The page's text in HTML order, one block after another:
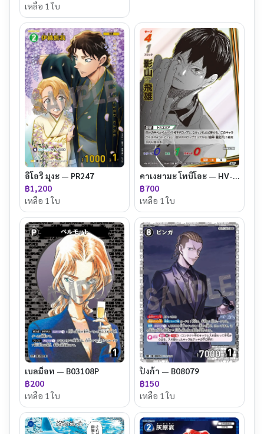
เหลือ 1 ใบ
อิโอริ มุงะ — PR247
฿1,200
เหลือ 1 ใบ
คาเงยามะ โทบิโอะ — HV-P02-002P
฿700
เหลือ 1 ใบ
เบลม็อท — B03108P
฿200
เหลือ 1 ใบ
ปิงก้า — B08079
฿150
เหลือ 1 ใบ